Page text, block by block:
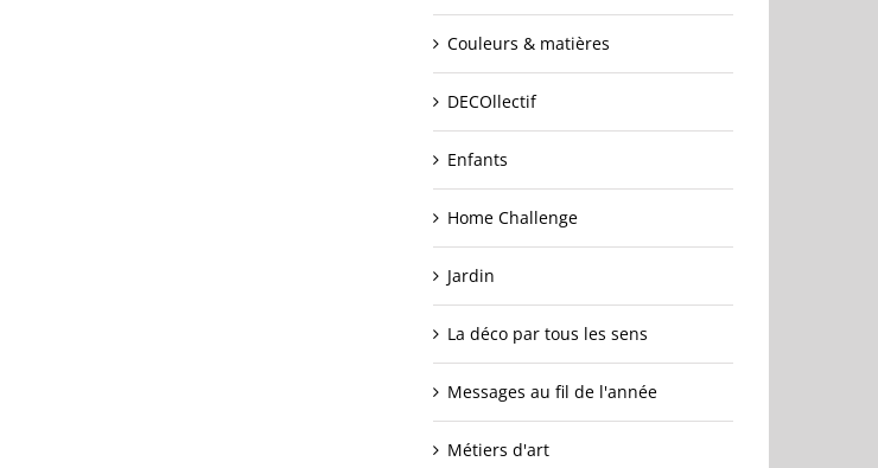
Couleurs & matières
DECOllectif
Enfants
Home Challenge
Jardin
La déco par tous les sens
Messages au fil de l'année
Métiers d'art